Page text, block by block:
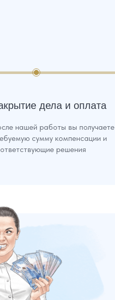
нашей работы вы получаете
сумму компенсации и
решения
дела и оплата